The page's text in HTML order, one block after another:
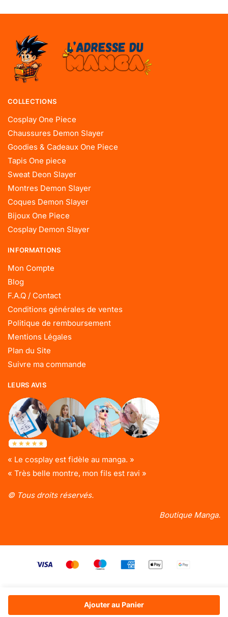
Ajouter au Panier
COLLECTIONS
Cosplay One Piece
Chaussures Demon Slayer
Goodies & Cadeaux One Piece
Tapis One piece
Sweat Deon Slayer
Montres Demon Slayer
Coques Demon Slayer
Bijoux One Piece
Cosplay Demon Slayer
INFORMATIONS
Mon Compte
Blog
F.A.Q / Contact
Conditions générales de ventes
Politique de remboursement
Mentions Légales
Plan du Site
Suivre ma commande
LEURS AVIS
« Le cosplay est fidèle au manga. »
« Très belle montre, mon fils est ravi »
© Tous droits réservés.
Boutique Manga.